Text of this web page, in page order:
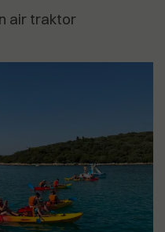
air traktor